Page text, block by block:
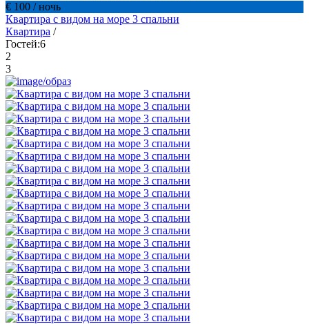
€ 100 / ночь
Квартира с видом на море 3 спальни
Квартира /
Гостей:6
2
3